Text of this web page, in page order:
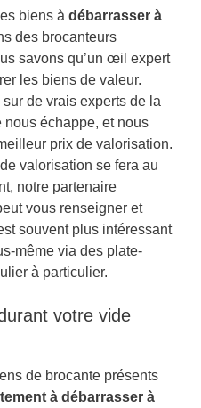
biens à débarrasser à
des brocanteurs
savons qu’un œil expert
les biens de valeur.
de vrais experts de la
nous échappe, et nous
prix de valorisation.
valorisation se fera au
notre partenaire
vous renseigner et
souvent plus intéressant
même via des plate-
à particulier.
votre vide
de brocante présents
à débarrasser à